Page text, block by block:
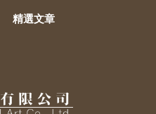
精選文章